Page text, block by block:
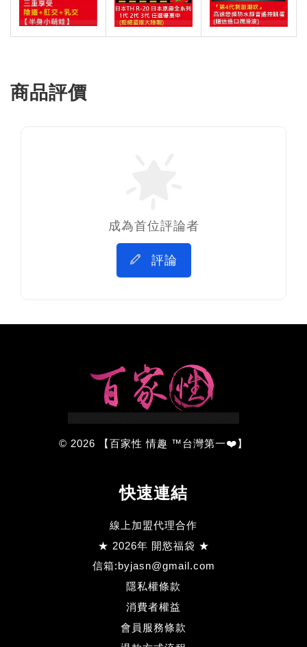
商品評價
成為首位評論者
評論
© 2026 【百家性 情趣 ™台灣第一❤️】
快速連結
線上加盟代理合作
★ 2026年 開慾福袋 ★
信箱:byjasn@gmail.com
隱私權條款
消費者權益
會員服務條款